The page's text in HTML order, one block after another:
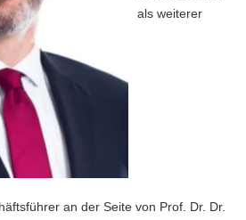
als weiterer
an der Seite von Prof. Dr. Dr.